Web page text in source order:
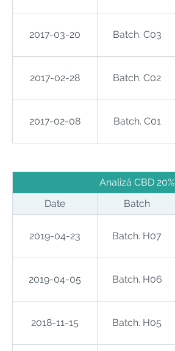
2017-03-20 Batch. C03
2017-02-28 Batch. C02
2017-02-08 Batch. C01
Analiză CBD 20%
Date
Batch
2019-04-23 Batch. H07
2019-04-05 Batch. H06
2018-11-15 Batch. H05